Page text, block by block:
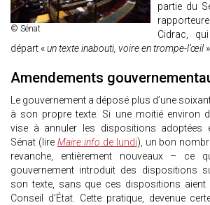
© Sénat
partie du
Cidrac,
départ «un texte inabouti, voire en trompe-l’œil
Amendements
Le gouvernement a déposé plus d’une
à son propre texte. Si une moitié environ
vise à annuler les dispositions adoptées
Sénat (lire Maire info de lundi), un bon
revanche, entièrement nouveaux – ce
gouvernement introduit des dispositions
son texte, sans que ces dispositions aient
Conseil d’État. Cette pratique, devenue